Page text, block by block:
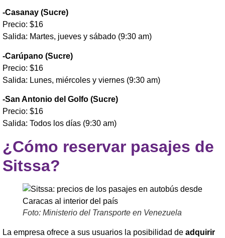
-Casanay (Sucre)
Precio: $16
Salida: Martes, jueves y sábado (9:30 am)
-Carúpano (Sucre)
Precio: $16
Salida: Lunes, miércoles y viernes (9:30 am)
-San Antonio del Golfo (Sucre)
Precio: $16
Salida: Todos los días (9:30 am)
¿Cómo reservar pasajes de
Sitssa?
Foto: Ministerio del Transporte en Venezuela
La empresa ofrece a sus usuarios la posibilidad de adquirir